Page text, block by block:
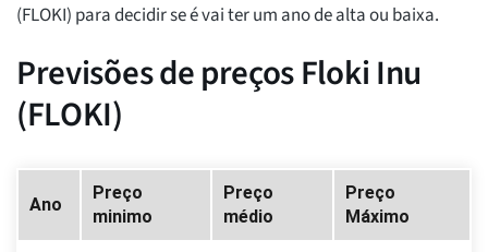
(FLOKI) para decidir se é vai ter um ano de alta ou baixa.
Previsões de preços Floki Inu
(FLOKI)
Ano
Preço
minimo
Preço
médio
Preço
Máximo